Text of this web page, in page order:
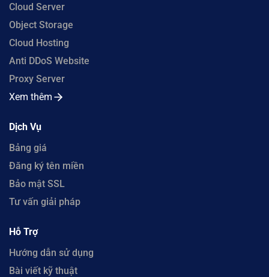
Cloud Server
Object Storage
Cloud Hosting
Anti DDoS Website
Proxy Server
Xem thêm
Dịch Vụ
Bảng giá
Đăng ký tên miền
Bảo mật SSL
Tư vấn giải pháp
Hỗ Trợ
Hướng dẫn sử dụng
Bài viết kỹ thuật